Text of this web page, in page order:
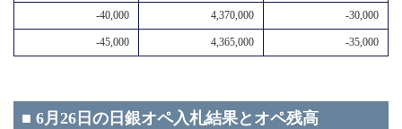
-40,000 4,370,000 -30,000
-45,000 4,365,000 -35,000
■ 6月26日の日銀オペ入札結果とオペ残高